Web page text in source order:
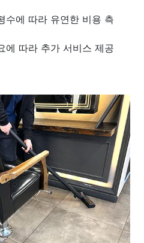
수에 따라 유연한 비용 측
에 따라 추가 서비스 제공